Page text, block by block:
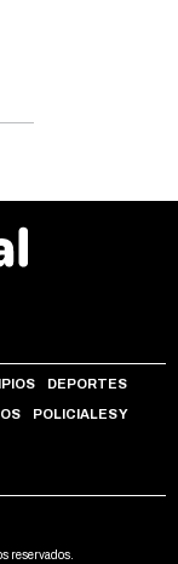
DEPORTES
POLICIALES Y
reservados.